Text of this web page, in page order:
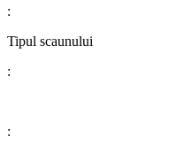
:
​​​​​​​​​​​​​​Tipul scaunului
:
: